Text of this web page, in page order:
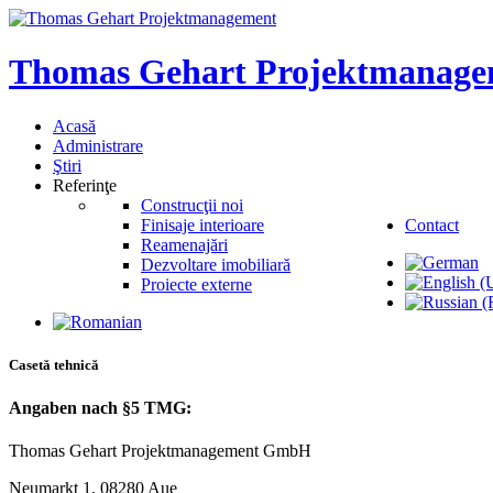
Thomas Gehart
Acasă
Administrare
Ştiri
Referinţe
Construcţii noi
Finisaje interioare
Reamenajări
Dezvoltare imobiliară
Proiecte externe
Contact
Casetă tehnică
Angaben nach §5 TMG:
Thomas Gehart Projektmanagement GmbH
Neumarkt 1, 08280 Aue